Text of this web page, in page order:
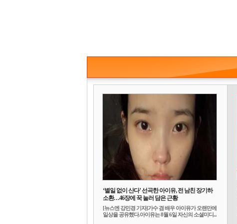
‘별일 없이 산다’ 선곡한 아이유, 전 남친 장기하
소환…46장에 꾹 눌러 담은 근황
[뉴스엔 강민경 기자]가수 겸 배우 아이유가 오랜만에
일상을 공유했다.아이유는 8월 6일 자신의 소셜미디...